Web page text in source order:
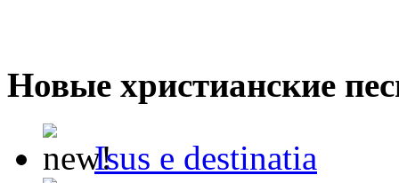
Новые христианские
Isus e destinatia